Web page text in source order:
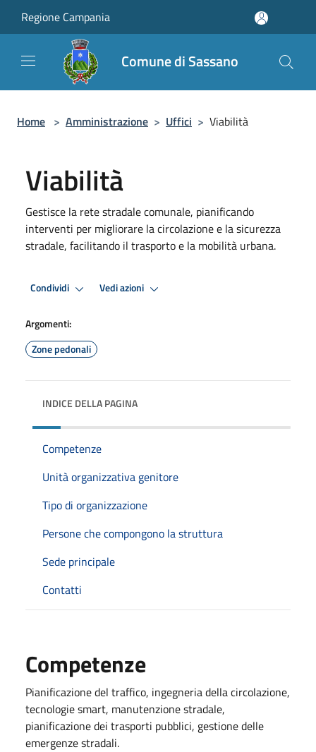
Regione Campania
Comune di Sassano
Home > Amministrazione > Uffici > Viabilità
Viabilità
Gestisce la rete stradale comunale, pianificando
interventi per migliorare la circolazione e la sicurezza
stradale, facilitando il trasporto e la mobilità urbana.
Condividi Vedi azioni
Argomenti:
Zone pedonali
INDICE DELLA PAGINA
Competenze
Unità organizzativa genitore
Tipo di organizzazione
Persone che compongono la struttura
Sede principale
Contatti
Competenze
Pianificazione del traffico, ingegneria della circolazione,
tecnologie smart, manutenzione stradale,
pianificazione dei trasporti pubblici, gestione delle
emergenze stradali.